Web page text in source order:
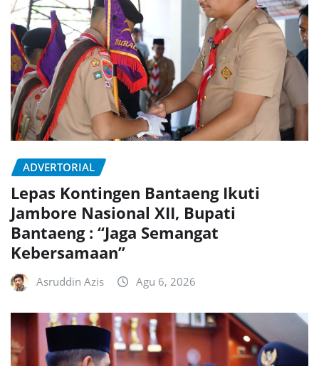
ADVERTORIAL
Lepas Kontingen Bantaeng Ikuti
Jambore Nasional XII, Bupati
Bantaeng : “Jaga Semangat
Kebersamaan”
Asruddin Azis Agu 6, 2026